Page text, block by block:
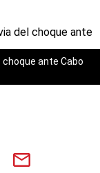
ante Cabo